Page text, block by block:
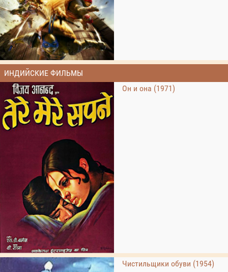
ИНДИЙСКИЕ ФИЛЬМЫ
Он и она (1971)
Чистильщики обуви (1954)